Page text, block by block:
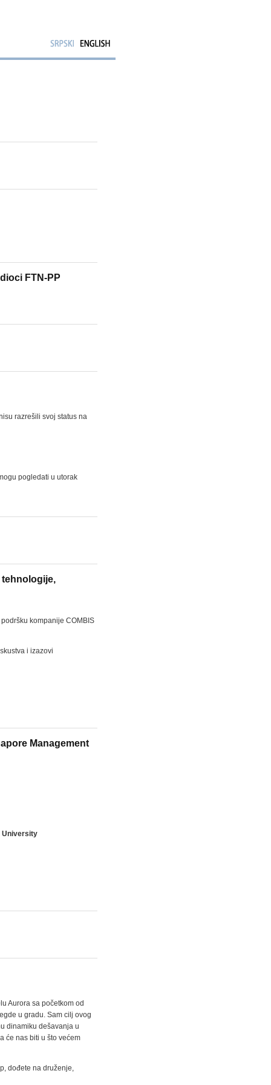
FTN-PP
razrešili svoj status na
pogledati u utorak
tehnologije,
kompanije COMBIS
i izazovi
Management
University
Aurora sa početkom od
u gradu. Sam cilj ovog
dinamiku dešavanja u
će nas biti u što većem
dođete na druženje,